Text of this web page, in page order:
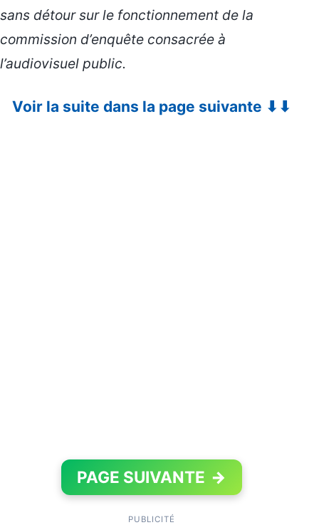
sans détour sur le fonctionnement de la
commission d’enquête consacrée à
l’audiovisuel public.
Voir la suite dans la page suivante ⬇⬇
PAGE SUIVANTE →
PUBLICITÉ